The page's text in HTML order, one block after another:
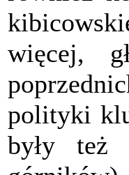
więcej,
polityki
były też